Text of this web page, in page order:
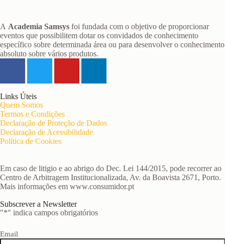
A Academia Samsys foi fundada com o objetivo de proporcionar
eventos que possibilitem dotar os convidados de conhecimento
específico sobre determinada área ou para desenvolver o conhecimento
absoluto sobre vários produtos.
Links Úteis
Quem Somos
Termos e Condições
Declaração de Proteção de Dados
Declaração de Acessibilidade
Política de Cookies
Em caso de litigio e ao abrigo do Dec. Lei 144/2015, pode recorrer ao
Centro de Arbitragem Institucionalizada, Av. da Boavista 2671, Porto.
Mais informações em www.consumidor.pt
Subscrever a Newsletter
"*" indica campos obrigatórios
Email